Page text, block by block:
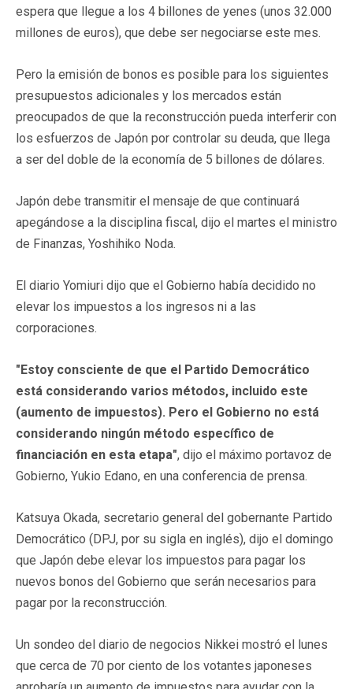
espera que llegue a los 4 billones de yenes (unos 32.000
millones de euros), que debe ser negociarse este mes.
Pero la emisión de bonos es posible para los siguientes
presupuestos adicionales y los mercados están
preocupados de que la reconstrucción pueda interferir con
los esfuerzos de Japón por controlar su deuda, que llega
a ser del doble de la economía de 5 billones de dólares.
Japón debe transmitir el mensaje de que continuará
apegándose a la disciplina fiscal, dijo el martes el ministro
de Finanzas, Yoshihiko Noda.
El diario Yomiuri dijo que el Gobierno había decidido no
elevar los impuestos a los ingresos ni a las
corporaciones.
"Estoy consciente de que el Partido Democrático
está considerando varios métodos, incluido este
(aumento de impuestos). Pero el Gobierno no está
considerando ningún método específico de
financiación en esta etapa", dijo el máximo portavoz de
Gobierno, Yukio Edano, en una conferencia de prensa.
Katsuya Okada, secretario general del gobernante Partido
Democrático (DPJ, por su sigla en inglés), dijo el domingo
que Japón debe elevar los impuestos para pagar los
nuevos bonos del Gobierno que serán necesarios para
pagar por la reconstrucción.
Un sondeo del diario de negocios Nikkei mostró el lunes
que cerca de 70 por ciento de los votantes japoneses